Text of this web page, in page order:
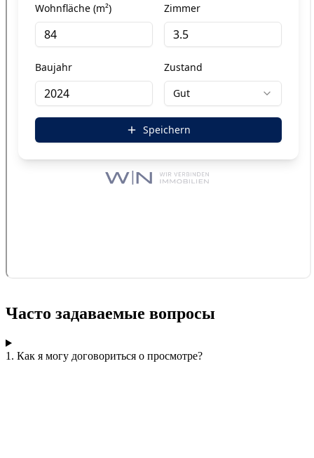
Часто задаваемые вопросы
1. Как я могу договориться о просмотре?